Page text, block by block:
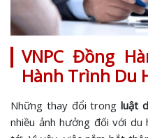
VNPC Đồng
Hành Trình Du
Những thay đổi trongluật
nhiều ảnh hưởng đối với